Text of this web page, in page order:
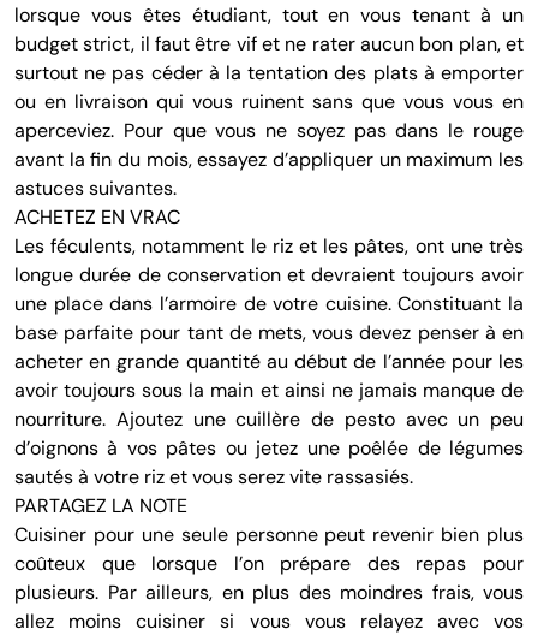
lorsque vous êtes étudiant, tout en vous tenant à un
budget strict, il faut être vif et ne rater aucun bon plan, et
surtout ne pas céder à la tentation des plats à emporter
ou en livraison qui vous ruinent sans que vous vous en
aperceviez. Pour que vous ne soyez pas dans le rouge
avant la fin du mois, essayez d’appliquer un maximum les
astuces suivantes.
ACHETEZ EN VRAC
Les féculents, notamment le riz et les pâtes, ont une très
longue durée de conservation et devraient toujours avoir
une place dans l’armoire de votre cuisine. Constituant la
base parfaite pour tant de mets, vous devez penser à en
acheter en grande quantité au début de l’année pour les
avoir toujours sous la main et ainsi ne jamais manque de
nourriture. Ajoutez une cuillère de pesto avec un peu
d’oignons à vos pâtes ou jetez une poêlée de légumes
sautés à votre riz et vous serez vite rassasiés.
PARTAGEZ LA NOTE
Cuisiner pour une seule personne peut revenir bien plus
coûteux que lorsque l’on prépare des repas pour
plusieurs. Par ailleurs, en plus des moindres frais, vous
allez moins cuisiner si vous vous relayez avec vos